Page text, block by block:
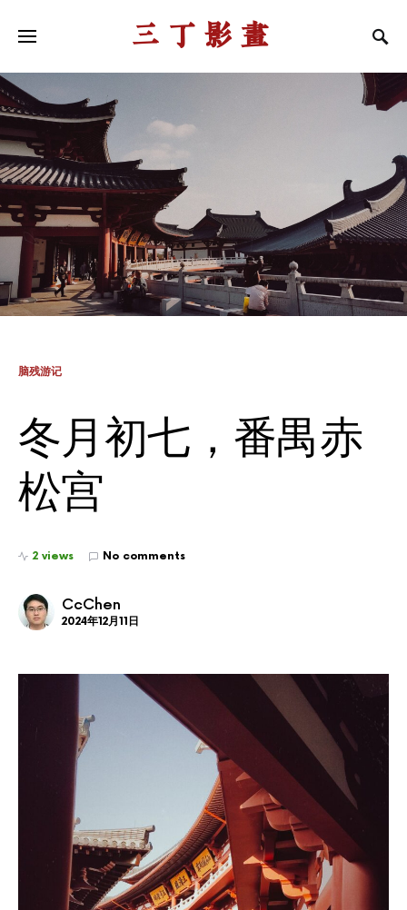
三丁影画
脑残游记
冬月初七，番禺赤
松宫
2 views No comments
CcChen
2024年12月11日